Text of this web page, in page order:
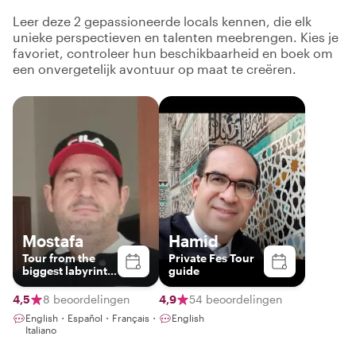
Leer deze 2 gepassioneerde locals kennen, die elk
unieke perspectieven en talenten meebrengen. Kies je
favoriet, controleer hun beschikbaarheid en boek om
een onvergetelijk avontuur op maat te creëren.
Mostafa
Tour from the
biggest labyrinth
in the world
4,5
8 beoordelingen
English・Español・Français・
Italiano
Hamid
Private Fes Tour
guide
4,9 54 beoordelingen
English